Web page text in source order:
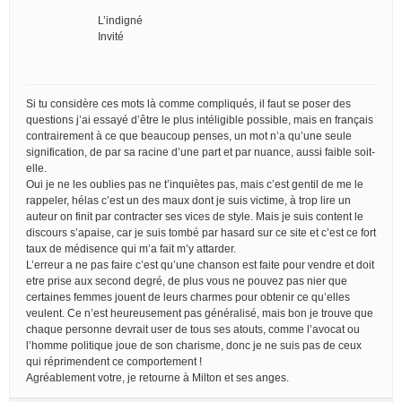
L’indigné
Invité
Si tu considère ces mots là comme compliqués, il faut se poser des
questions j’ai essayé d’être le plus intéligible possible, mais en français
contrairement à ce que beaucoup penses, un mot n’a qu’une seule
signification, de par sa racine d’une part et par nuance, aussi faible soit-
elle.
Oui je ne les oublies pas ne t’inquiètes pas, mais c’est gentil de me le
rappeler, hélas c’est un des maux dont je suis victime, à trop lire un
auteur on finit par contracter ses vices de style. Mais je suis content le
discours s’apaise, car je suis tombé par hasard sur ce site et c’est ce fort
taux de médisence qui m’a fait m’y attarder.
L’erreur a ne pas faire c’est qu’une chanson est faite pour vendre et doit
etre prise aux second degré, de plus vous ne pouvez pas nier que
certaines femmes jouent de leurs charmes pour obtenir ce qu’elles
veulent. Ce n’est heureusement pas généralisé, mais bon je trouve que
chaque personne devrait user de tous ses atouts, comme l’avocat ou
l’homme politique joue de son charisme, donc je ne suis pas de ceux
qui réprimendent ce comportement !
Agréablement votre, je retourne à Milton et ses anges.